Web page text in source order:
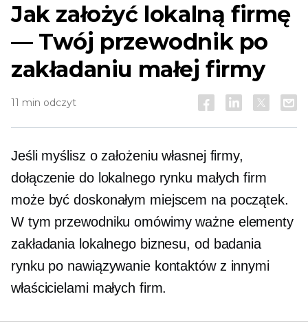
Jak założyć lokalną firmę
— Twój przewodnik po
zakładaniu małej firmy
11 min odczyt
Jeśli myślisz o założeniu własnej firmy,
dołączenie do lokalnego rynku małych firm
może być doskonałym miejscem na początek.
W tym przewodniku omówimy ważne elementy
zakładania lokalnego biznesu, od badania
rynku po nawiązywanie kontaktów z innymi
właścicielami małych firm.